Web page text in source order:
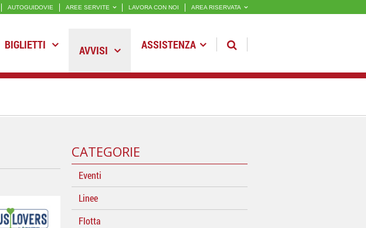
AUTOGUIDOVIE AREE SERVITE LAVORA CON NOI AREA RISERVATA
BIGLIETTI AVVISI ASSISTENZA
CATEGORIE
Eventi
Linee
Flotta